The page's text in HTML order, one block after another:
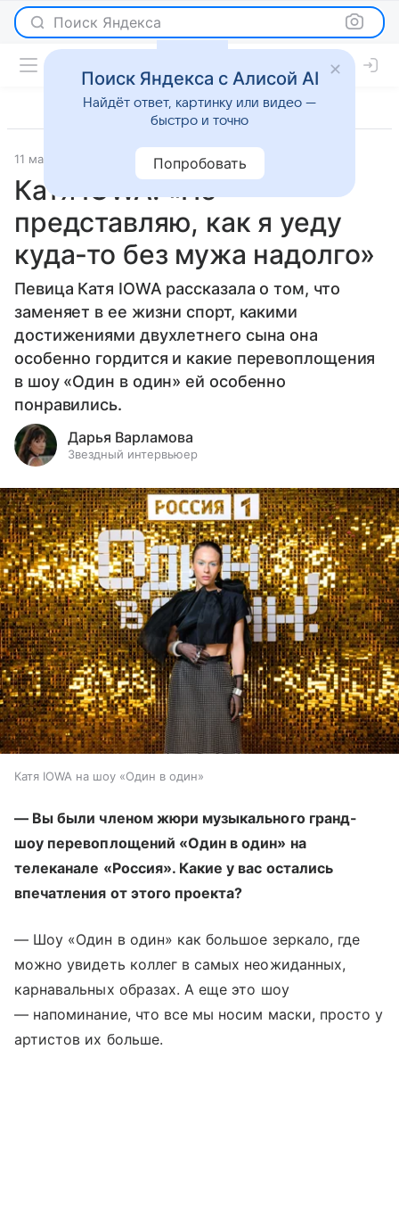
Поиск Яндекса
11 марта 2025 Интервью
Катя IOWA: «Не
представляю, как я уеду
куда-то без мужа надолго»
Певица Катя IOWA рассказала о том, что
заменяет в ее жизни спорт, какими
достижениями двухлетнего сына она
особенно гордится и какие перевоплощения
в шоу «Один в один» ей особенно
понравились.
Дарья Варламова
Звездный интервьюер
Катя IOWA на шоу «Один в один»
— Вы были членом жюри музыкального гранд-
шоу перевоплощений «Один в один» на
телеканале «Россия». Какие у вас остались
впечатления от этого проекта?
— Шоу «Один в один» как большое зеркало, где
можно увидеть коллег в самых неожиданных,
карнавальных образах. А еще это шоу
— напоминание, что все мы носим маски, просто у
артистов их больше.
Поиск Яндекса с Алисой AI
Найдёт ответ, картинку или видео —
быстро и точно
Попробовать